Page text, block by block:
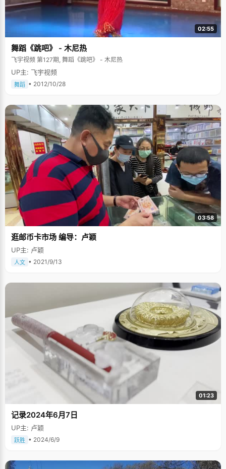
02:55
舞蹈《跳吧》 - 木尼热
飞宇视频 第127期, 舞蹈《跳吧》 - 木尼热
UP主: 飞宇视频
舞蹈 • 2012/10/28
03:58
逛邮币卡市场 编导：卢颖
UP主: 卢颖
人文 • 2021/9/13
01:23
记录2024年6月7日
UP主: 卢颖
跃胜 • 2024/6/9